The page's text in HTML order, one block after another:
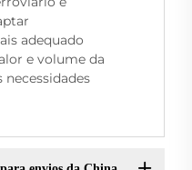
adequado
e volume da
necessidades